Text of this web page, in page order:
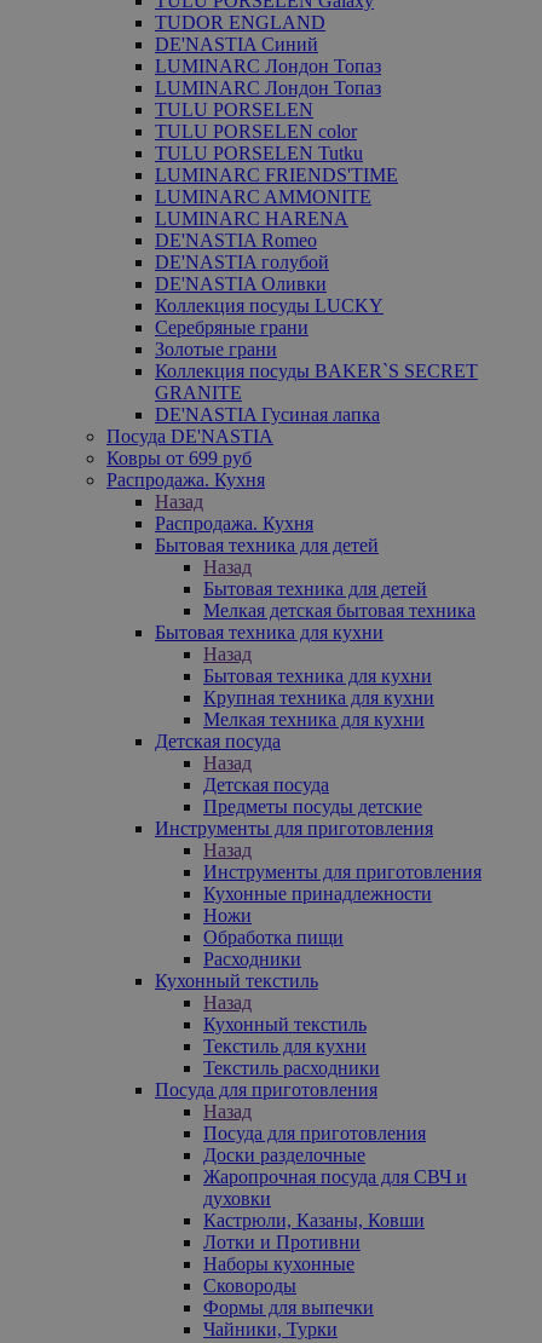
TUDOR ENGLAND
DE'NASTIA Синий
LUMINARC Лондон Топаз
LUMINARC Лондон Топаз
TULU PORSELEN
TULU PORSELEN color
TULU PORSELEN Tutku
LUMINARC FRIENDS'TIME
LUMINARC AMMONITE
LUMINARC HARENA
DE'NASTIA Romeo
DE'NASTIA голубой
DE'NASTIA Оливки
Коллекция посуды LUCKY
Серебряные грани
Золотые грани
Коллекция посуды BAKER`S SECRET
GRANITE
DE'NASTIA Гусиная лапка
Посуда DE'NASTIA
Ковры от 699 руб
Распродажа. Кухня
Назад
Распродажа. Кухня
Бытовая техника для детей
Назад
Бытовая техника для детей
Мелкая детская бытовая техника
Бытовая техника для кухни
Назад
Бытовая техника для кухни
Крупная техника для кухни
Мелкая техника для кухни
Детская посуда
Назад
Детская посуда
Предметы посуды детские
Инструменты для приготовления
Назад
Инструменты для приготовления
Кухонные принадлежности
Ножи
Обработка пищи
Расходники
Кухонный текстиль
Назад
Кухонный текстиль
Текстиль для кухни
Текстиль расходники
Посуда для приготовления
Назад
Посуда для приготовления
Доски разделочные
Жаропрочная посуда для СВЧ и
духовки
Кастрюли, Казаны, Ковши
Лотки и Противни
Наборы кухонные
Сковороды
Формы для выпечки
Чайники, Турки